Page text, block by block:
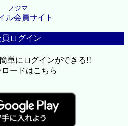
ノジマ
ル会員サイト
員ログイン
単にログインができる!!
ロードはこちら